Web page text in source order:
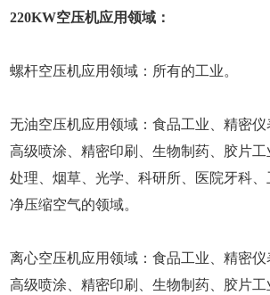
220KW空压机应用领域：
螺杆空压机应用领域：所有的工业。
无油空压机应用领域：食品工业、精密仪
高级喷涂、精密印刷、生物制药、胶片
处理、烟草、光学、科研所、医院牙科
净压缩空气的领域。
离心空压机应用领域：食品工业、精密仪
高级喷涂、精密印刷、生物制药、胶片